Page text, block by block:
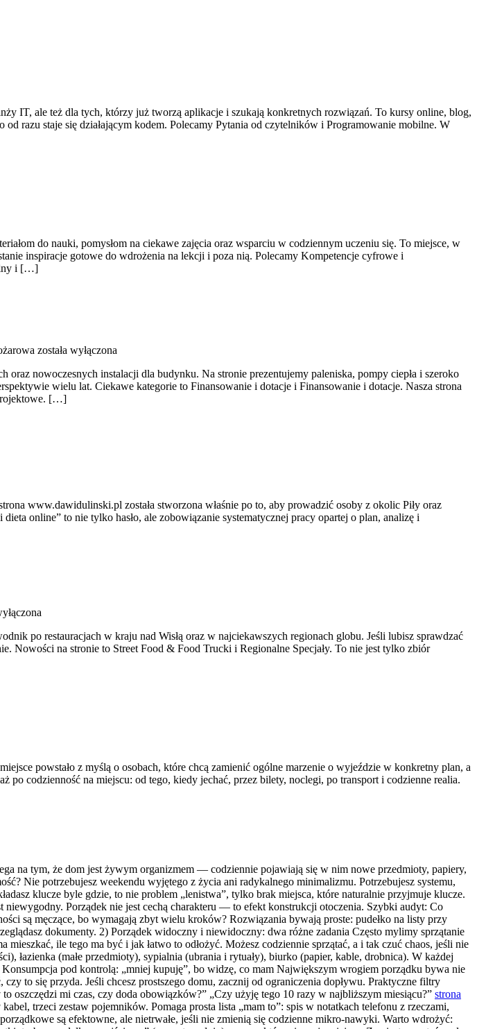
IT, ale też dla tych, którzy już tworzą aplikacje i szukają konkretnych rozwiązań. To kursy online, blog,
razu staje się działającym kodem. Polecamy Pytania od czytelników i Programowanie mobilne. W
do nauki, pomysłom na ciekawe zajęcia oraz wsparciu w codziennym uczeniu się. To miejsce, w
inspiracje gotowe do wdrożenia na lekcji i poza nią. Polecamy Kompetencje cyfrowe i
i […]
została wyłączona
nowoczesnych instalacji dla budynku. Na stronie prezentujemy paleniska, pompy ciepła i szeroko
wielu lat. Ciekawe kategorie to Finansowanie i dotacje i Finansowanie i dotacje. Nasza strona
[…]
www.dawidulinski.pl została stworzona właśnie po to, aby prowadzić osoby z okolic Piły oraz
online” to nie tylko hasło, ale zobowiązanie systematycznej pracy opartej o plan, analizę i
po restauracjach w kraju nad Wisłą oraz w najciekawszych regionach globu. Jeśli lubisz sprawdzać
Nowości na stronie to Street Food & Food Trucki i Regionalne Specjały. To nie jest tylko zbiór
powstało z myślą o osobach, które chcą zamienić ogólne marzenie o wyjeździe w konkretny plan, a
codzienność na miejscu: od tego, kiedy jechać, przez bilety, noclegi, po transport i codzienne realia.
na tym, że dom jest żywym organizmem — codziennie pojawiają się w nim nowe przedmioty, papiery,
Nie potrzebujesz weekendu wyjętego z życia ani radykalnego minimalizmu. Potrzebujesz systemu,
klucze byle gdzie, to nie problem „lenistwa”, tylko brak miejsca, które naturalnie przyjmuje klucze.
Porządek nie jest cechą charakteru — to efekt konstrukcji otoczenia. Szybki audyt: Co
są męczące, bo wymagają zbyt wielu kroków? Rozwiązania bywają proste: pudełko na listy przy
dokumenty. 2) Porządek widoczny i niewidoczny: dwa różne zadania Często mylimy sprzątanie
ile tego ma być i jak łatwo to odłożyć. Możesz codziennie sprzątać, a i tak czuć chaos, jeśli nie
łazienka (małe przedmioty), sypialnia (ubrania i rytuały), biurko (papier, kable, drobnica). W każdej
pod kontrolą: „mniej kupuję”, bo widzę, co mam Największym wrogiem porządku bywa nie
to się przyda. Jeśli chcesz prostszego domu, zacznij od ograniczenia dopływu. Praktyczne filtry
oszczędzi mi czas, czy doda obowiązków?” „Czy użyję tego 10 razy w najbliższym miesiącu?” strona
trzeci zestaw pojemników. Pomaga prosta lista „mam to”: spis w notatkach telefonu z rzeczami,
są efektowne, ale nietrwałe, jeśli nie zmienią się codzienne mikro-nawyki. Warto wdrożyć: